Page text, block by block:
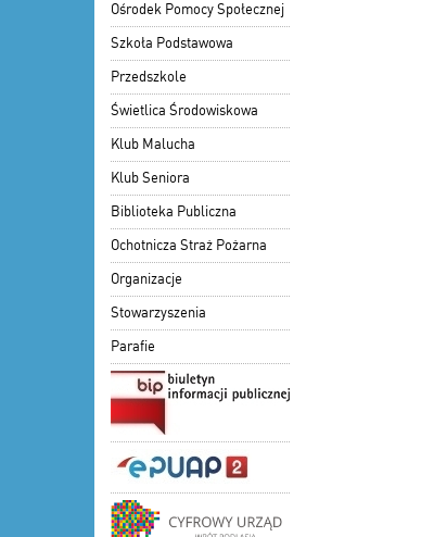
Ośrodek Pomocy Społecznej
Szkoła Podstawowa
Przedszkole
Świetlica Środowiskowa
Klub Malucha
Klub Seniora
Biblioteka Publiczna
Ochotnicza Straż Pożarna
Organizacje
Stowarzyszenia
Parafie